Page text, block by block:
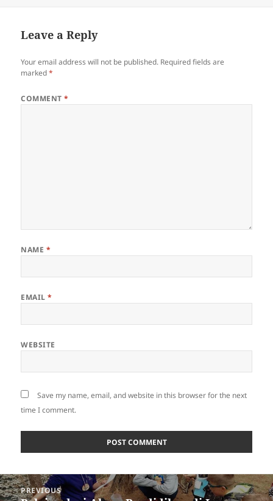
Leave a Reply
Your email address will not be published. Required fields are
marked*
COMMENT*
NAME *
EMAIL*
WEBSITE
Save my name, email, and website in this browser for the next
time I comment.
Post
navigation
PREVIOUS